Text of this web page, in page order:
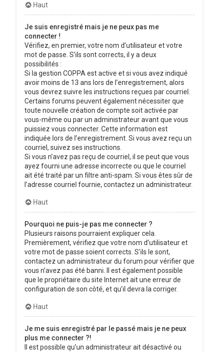
Haut
Je suis enregistré mais je ne peux pas me
connecter !
Vérifiez, en premier, votre nom d’utilisateur et votre
mot de passe. S’ils sont corrects, il y a deux
possibilités :
Si la gestion COPPA est active et si vous avez indiqué
avoir moins de 13 ans lors de l’enregistrement, alors
vous devrez suivre les instructions reçues par courriel.
Certains forums peuvent également nécessiter que
toute nouvelle création de compte soit activée par
vous-même ou par un administrateur avant que vous
puissiez vous connecter. Cette information est
indiquée lors de l’enregistrement. Si vous avez reçu un
courriel, suivez ses instructions.
Si vous n’avez pas reçu de courriel, il se peut que vous
ayez fourni une adresse incorrecte ou que le courriel
ait été traité par un filtre anti-spam. Si vous êtes sûr de
l’adresse courriel fournie, contactez un administrateur.
Haut
Pourquoi ne puis-je pas me connecter ?
Plusieurs raisons pourraient expliquer cela.
Premièrement, vérifiez que votre nom d’utilisateur et
votre mot de passe soient corrects. S’ils le sont,
contactez un administrateur du forum pour vérifier que
vous n’avez pas été banni. Il est également possible
que le propriétaire du site Internet ait une erreur de
configuration de son côté, et qu’il devra la corriger.
Haut
Je me suis enregistré par le passé mais je ne peux
plus me connecter ?!
Il est possible qu’un administrateur ait désactivé ou